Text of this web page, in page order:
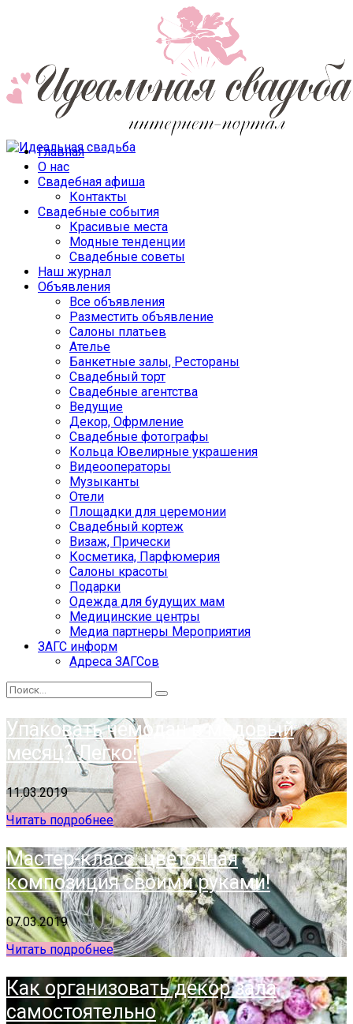
Главная
О нас
Свадебная афиша
Контакты
Свадебные события
Красивые места
Модные тенденции
Свадебные советы
Наш журнал
Объявления
Все объявления
Разместить объявление
Салоны платьев
Ателье
Банкетные залы, Рестораны
Свадебный торт
Свадебные агентства
Ведущие
Декор, Офрмление
Свадебные фотографы
Кольца Ювелирные украшения
Видеооператоры
Музыканты
Отели
Площадки для церемонии
Свадебный кортеж
Визаж, Прически
Косметика, Парфюмерия
Салоны красоты
Подарки
Одежда для будущих мам
Медицинские центры
Медиа партнеры Мероприятия
ЗАГС информ
Адреса ЗАГСов
Упаковать чемодан в медовый
месяц? Легко!
11.03.2019
Читать подробнее
Мастер-класс: цветочная
композиция своими руками!
07.03.2019
Читать подробнее
Как организовать декор зала
самостоятельно